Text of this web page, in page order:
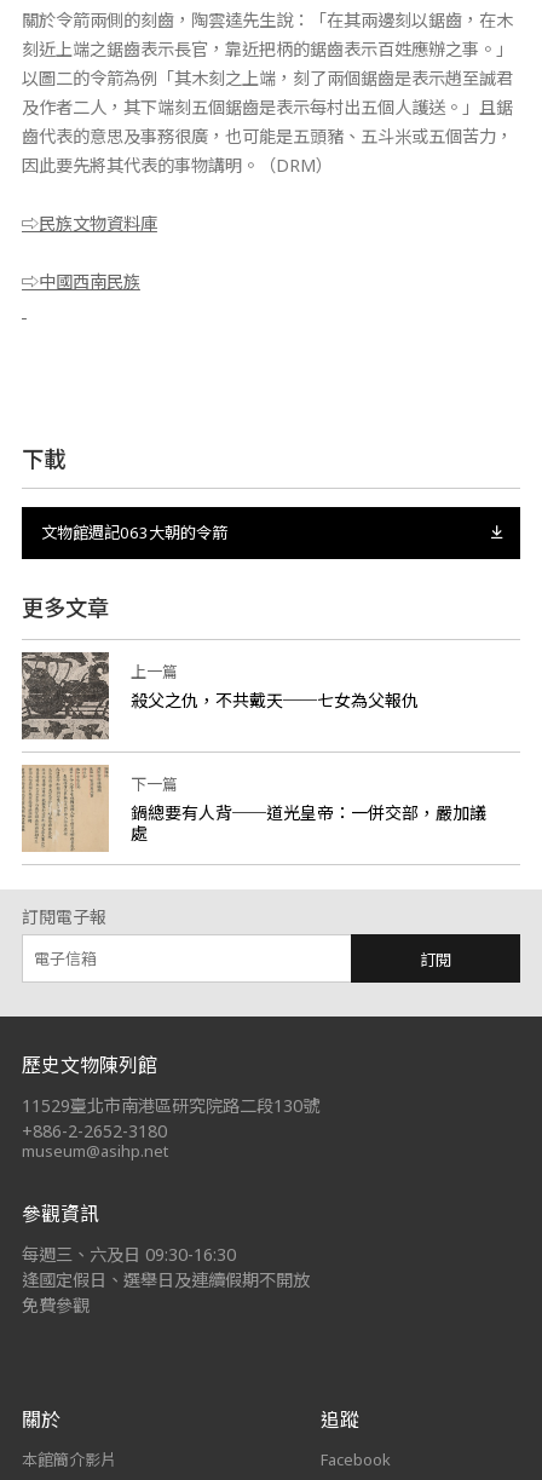
關於令箭兩側的刻齒，陶雲逵先生說：「在其兩邊刻以鋸齒，在木
刻近上端之鋸齒表示長官，靠近把柄的鋸齒表示百姓應辦之事。」
以圖二的令箭為例「其木刻之上端，刻了兩個鋸齒是表示趙至誠君
及作者二人，其下端刻五個鋸齒是表示每村出五個人護送。」且鋸
齒代表的意思及事務很廣，也可能是五頭豬、五斗米或五個苦力，
因此要先將其代表的事物講明。（DRM）
⇨民族文物資料庫
⇨中國西南民族
下載
文物館週記063大朝的令箭
更多文章
上一篇
殺父之仇，不共戴天──七女為父報仇
下一篇
鍋總要有人背──道光皇帝：一併交部，嚴加議
處
訂閱電子報
訂閱
:::
歷史文物陳列館
11529臺北市南港區研究院路二段130號
+886-2-2652-3180
museum@asihp.net
參觀資訊
每週三、六及日 09:30-16:30
逢國定假日、選舉日及連續假期不開放
免費參觀
關於
本館簡介影片
追蹤
Facebook